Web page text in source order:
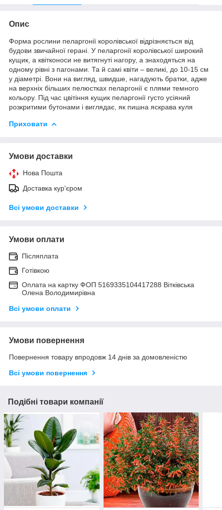
Опис
Форма рослини пеларгонії королівської відрізняється від
будови звичайної герані. У пеларгонії королівської широкий
кущик, а квітконоси не витягнуті нагору, а знаходяться на
одному рівні з пагонами. Та й самі квіти – великі, до 10-15 см
у діаметрі. Вони на вигляд, швидше, нагадують братки, адже
на верхніх більших пелюстках пеларгонії є плями темного
кольору. Під час цвітіння кущик пеларгонії густо усіяний
розкритими бутонами і виглядає, як пишна яскрава куля
Приховати
Умови доставки
Нова Пошта
Доставка кур'єром
Всі умови доставки
Умови оплати
Післяплата
Готівкою
Оплата на картку ФОП 5169335104417288 Вітківська
Олена Володимирівна
Всі умови оплати
Умови повернення
Повернення товару впродовж 14 днів за домовленістю
Всі умови повернення
Подібні товари компанії